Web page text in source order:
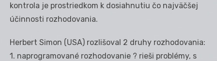
kontrola je prostriedkom k dosiahnutiu čo najväčšej
účinnosti rozhodovania.
Herbert Simon (USA) rozlišoval 2 druhy rozhodovania:
1. naprogramované rozhodovanie ? rieši problémy, s